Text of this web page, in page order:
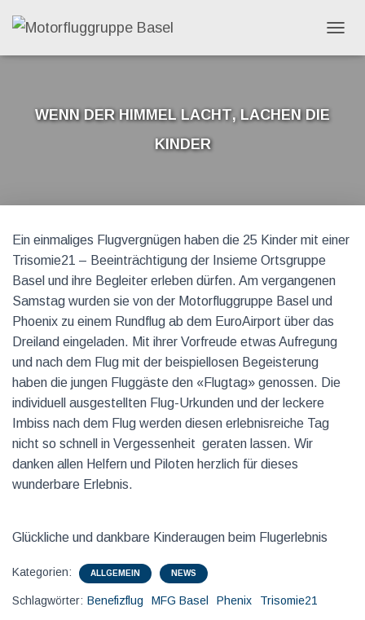
A
C
L
Wenn der Himmel lacht, lachen die
Kinder
Ein einmaliges Flugvergnügen haben die 25 Kinder mit einer
Trisomie21 – Beeinträchtigung der Insieme Ortsgruppe
Basel und ihre Begleiter erleben dürfen. Am vergangenen
Samstag wurden sie von der Motorfluggruppe Basel und
Phoenix zu einem Rundflug ab dem EuroAirport über das
Dreiland eingeladen. Mit ihrer Vorfreude etwas Aufregung
und nach dem Flug mit der beispiellosen Begeisterung
haben die jungen Fluggäste den «Flugtag» genossen. Die
individuell ausgestellten Flug-Urkunden und der leckere
Imbiss nach dem Flug werden diesen erlebnisreiche Tag
nicht so schnell in Vergessenheit geraten lassen. Wir
danken allen Helfern und Piloten herzlich für dieses
wunderbare Erlebnis.
Glückliche und dankbare Kinderaugen beim Flugerlebnis
Kategorien: ALLGEMEIN NEWS
Schlagwörter: Benefizflug MFG Basel Phenix Trisomie21